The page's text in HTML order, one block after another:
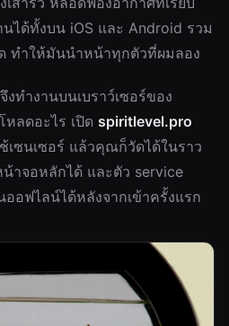
ได้ทั้งบน iOS และ Android รวม
ทำให้มันนำหน้าทุกตัวที่ผมลอง
งทำงานบนเบราว์เซอร์ของ
ลดอะไร เปิด spiritlevel.pro
ซนเซอร์ แล้วคุณก็วัดได้ในราว
าจอหลักได้ และตัว service
อฟไลน์ได้หลังจากเข้าครั้งแรก